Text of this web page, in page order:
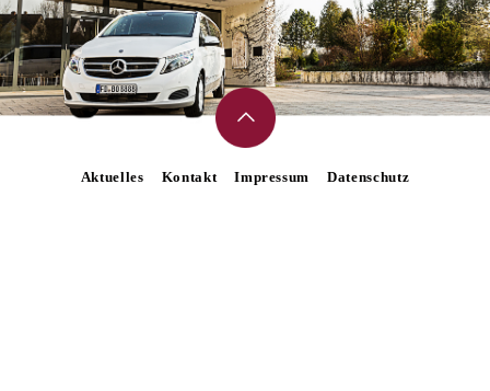
Aktuelles Kontakt Impressum Datenschutz